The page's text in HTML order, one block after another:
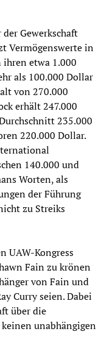
Gewerkschaft
Vermögenswerte in
etwa 1.000
als 100.000 Dollar
von 270.000
erhält 247.000
235.000
220.000 Dollar.
140.000 und
Worten, als
der Führung
zu Streiks
UAW-Kongress
Fain zu krönen
von Fain und
Curry seien. Dabei
über die
unabhängigen